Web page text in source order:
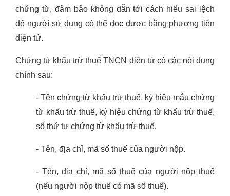
chứng từ, đảm bảo không dẫn tới cách hiểu sai lệch
để người sử dụng có thể đọc được bằng phương tiện
điện tử.
Chứng từ khấu trừ thuế TNCN điện tử có các nội dung
chính sau:
- Tên chứng từ khấu trừ thuế, ký hiệu mẫu chứng
từ khấu trừ thuế, ký hiệu chứng từ khấu trừ thuế,
số thứ tự chứng từ khấu trừ thuế.
- Tên, địa chỉ, mã số thuế của người nộp.
- Tên, địa chỉ, mã số thuế của người nộp thuế
(nếu người nộp thuế có mã số thuế).